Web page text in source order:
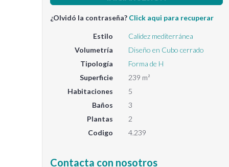
¿Olvidó la contraseña? Click aqui para recuperar
Estilo
Calidez mediterránea
Volumetría
Diseño en Cubo cerrado
Tipología
Forma de H
Superficie
239 m²
Habitaciones
5
Baños
3
Plantas
2
Codigo
4.239
Contacta con nosotros